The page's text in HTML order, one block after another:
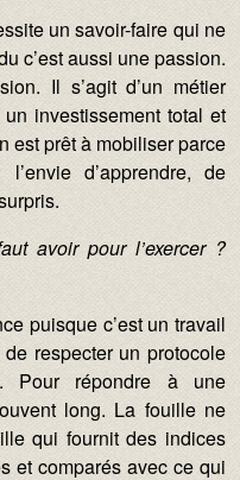
un savoir-faire qui ne
c’est aussi une passion.
Il s’agit d’un métier
investissement total et
est prêt à mobiliser parce
d’apprendre, de
avoir pour l’exercer ?
puisque c’est un travail
respecter un protocole
Pour répondre à une
long. La fouille ne
qui fournit des indices
et comparés avec ce qui